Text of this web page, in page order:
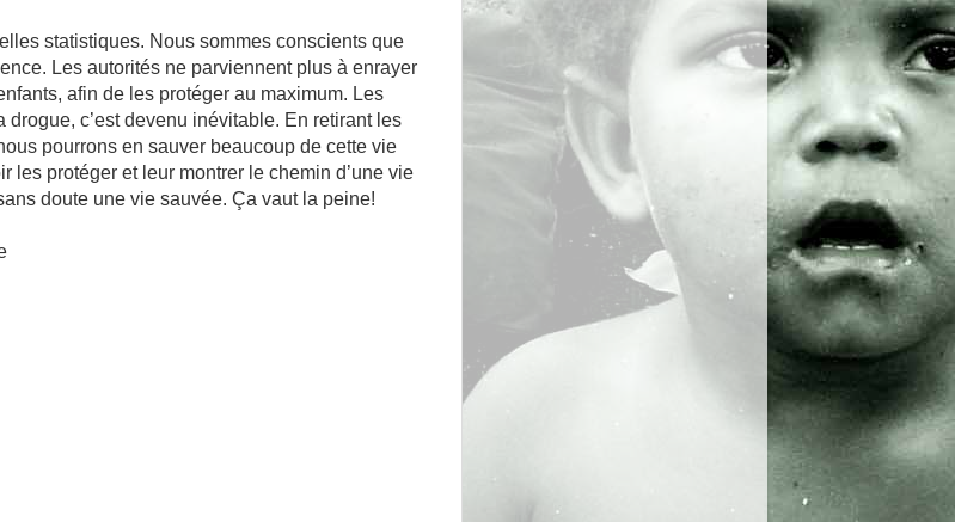
statistiques. Nous sommes conscients que
Les autorités ne parviennent plus à enrayer
afin de les protéger au maximum. Les
c’est devenu inévitable. En retirant les
pourrons en sauver beaucoup de cette vie
les protéger et leur montrer le chemin d’une vie
doute une vie sauvée. Ça vaut la peine!